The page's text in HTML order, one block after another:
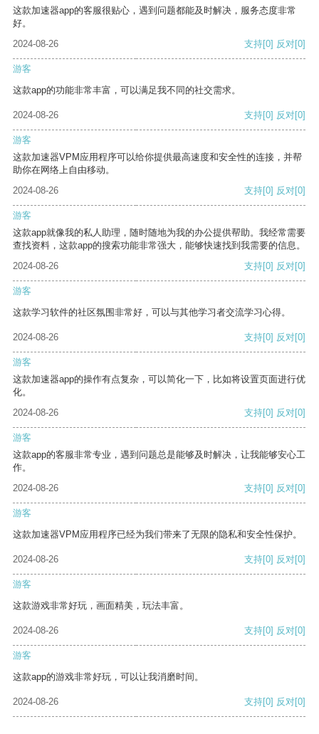
这款加速器app的客服很贴心，遇到问题都能及时解决，服务态度非常
好。
2024-08-26
支持[0] 反对[0]
游客
这款app的功能非常丰富，可以满足我不同的社交需求。
2024-08-26 支持[0] 反对[0]
游客
这款加速器VPM应用程序可以给你提供最高速度和安全性的连接，并帮
助你在网络上自由移动。
2024-08-26
支持[0] 反对[0]
游客
这款app就像我的私人助理，随时随地为我的办公提供帮助。我经常需要
查找资料，这款app的搜索功能非常强大，能够快速找到我需要的信息。
2024-08-26
支持[0] 反对[0]
游客
这款学习软件的社区氛围非常好，可以与其他学习者交流学习心得。
2024-08-26 支持[0] 反对[0]
游客
这款加速器app的操作有点复杂，可以简化一下，比如将设置页面进行优
化。
2024-08-26
支持[0] 反对[0]
游客
这款app的客服非常专业，遇到问题总是能够及时解决，让我能够安心工
作。
2024-08-26
支持[0] 反对[0]
游客
这款加速器VPM应用程序已经为我们带来了无限的隐私和安全性保护。
2024-08-26 支持[0] 反对[0]
游客
这款游戏非常好玩，画面精美，玩法丰富。
2024-08-26 支持[0] 反对[0]
游客
这款app的游戏非常好玩，可以让我消磨时间。
2024-08-26 支持[0] 反对[0]